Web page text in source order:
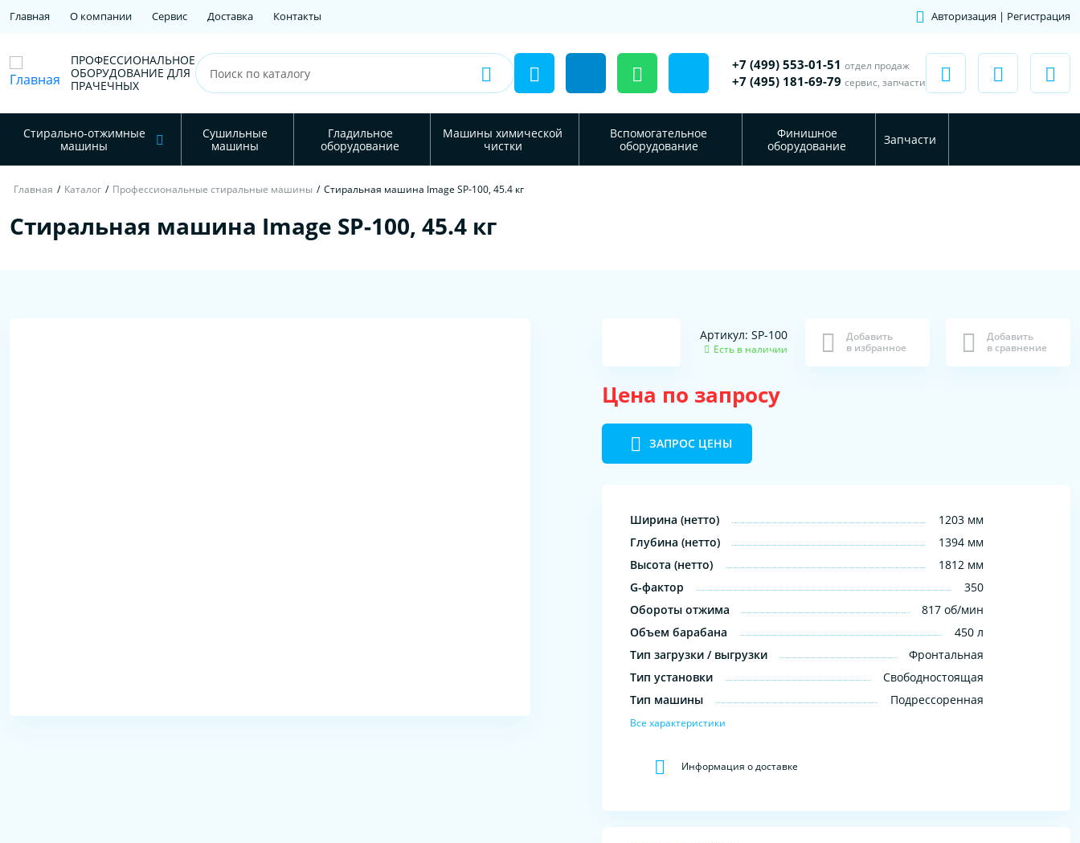
Главная О компании Сервис Доставка Контакты Авторизация | Регистрация
ПРОФЕССИОНАЛЬНОЕ
ОБОРУДОВАНИЕ ДЛЯ
ПРАЧЕЧНЫХ
+7 (499) 553-01-51 отдел продаж
+7 (495) 181-69-79 сервис, запчасти
Стирально-отжимные
машины
Сушильные
машины
Гладильное
оборудование
Машины химической
чистки
Вспомогательное
оборудование
Финишное
оборудование
Запчасти
Главная / Каталог / Профессиональные стиральные машины / Стиральная машина Image SP-100, 45.4 кг
Стиральная машина Image SP-100, 45.4 кг
Артикул: SP-100
Есть в наличии
Добавить
в избранное
Добавить
в сравнение
Цена по запросу
ЗАПРОС ЦЕНЫ
Ширина (нетто)
1203 мм
Глубина (нетто)
1394 мм
Высота (нетто)
1812 мм
G-фактор
350
Обороты отжима
817 об/мин
Объем барабана
450 л
Тип загрузки / выгрузки
Фронтальная
Тип установки
Свободностоящая
Тип машины
Подрессоренная
Все характеристики
Информация о доставке